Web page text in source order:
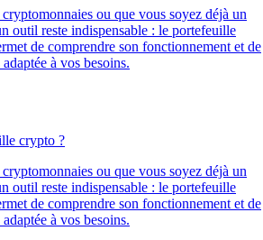
ou que vous soyez déjà un
outil reste indispensable : le portefeuille
de comprendre son fonctionnement et de
à vos besoins.
crypto ?
ou que vous soyez déjà un
outil reste indispensable : le portefeuille
de comprendre son fonctionnement et de
à vos besoins.